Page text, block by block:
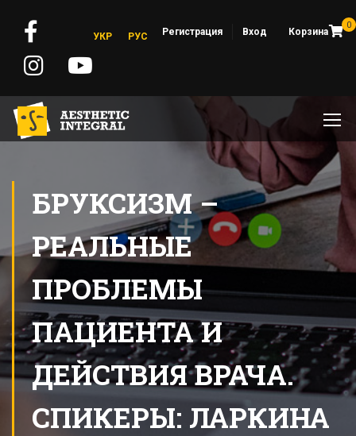
0
Регистрация Вход Корзина
УКР РУС
БРУКСИЗМ –
РЕАЛЬНЫЕ
ПРОБЛЕМЫ
ПАЦИЕНТА И
ДЕЙСТВИЯ ВРАЧА.
СПИКЕРЫ: ЛАРКИНА